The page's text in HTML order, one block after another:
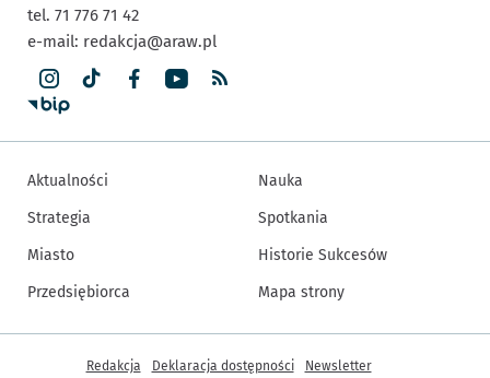
tel. 71 776 71 42
e-mail: redakcja@araw.pl
Aktualności
Strategia
Miasto
Przedsiębiorca
Nauka
Spotkania
Historie Sukcesów
Mapa strony
Inne informacje
Redakcja Deklaracja dostępności Newsletter